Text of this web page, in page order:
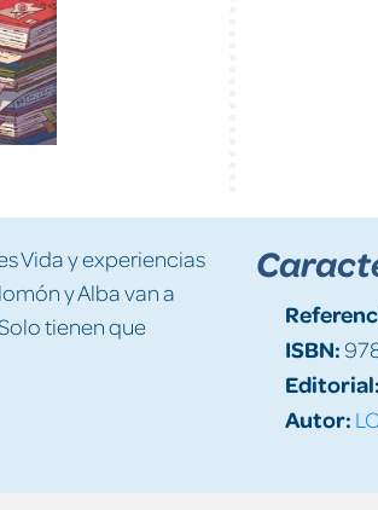
Vida y experiencias
y Alba van a
tienen que
ISBN:
Editorial:
Autor: